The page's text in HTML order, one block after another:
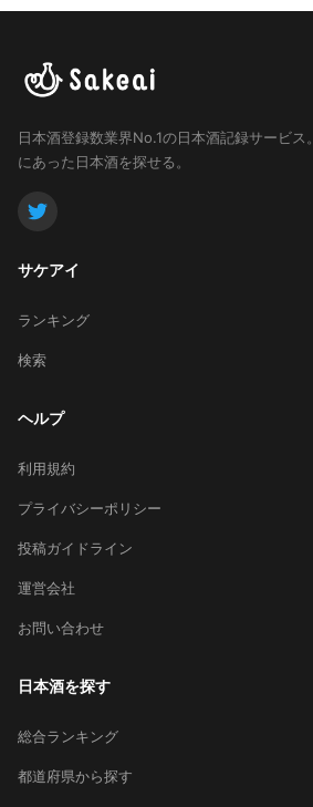
日本酒登録数業界No.1の日本酒記録サービス。
にあった日本酒を探せる。
サケアイ
ランキング
検索
ヘルプ
利用規約
プライバシーポリシー
投稿ガイドライン
運営会社
お問い合わせ
日本酒を探す
総合ランキング
都道府県から探す